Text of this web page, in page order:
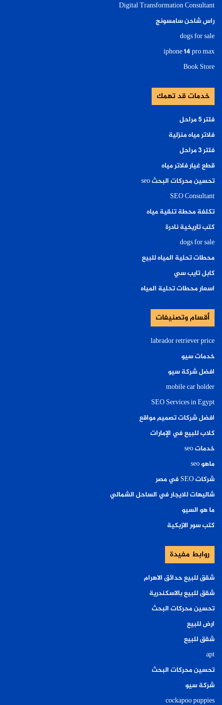
Digital Transformation Consultant
راس شاحن سامسونج
dogs for sale
iphone 14 pro max
Book Store
خدمات قد تهمك
فلتر ٥ مراحل
فلاتر مياه منزلية
فلتر ٣ مراحل
قطع غيار فلاتر مياه
تحسين محركات البحث seo
SEO Consultant
تكلفة محطة تنقية مياه
كتب تاريخية نادرة
dogs for sale
محطات تحلية المياه للبيع
كابل تايب سي
اسعار محطات تحلية المياه
أقسام وتصنيفات
labrador retriever price
خدمات سيو
افضل شركة سيو
mobile car holder
SEO Services in Egypt
افضل شركات تصميم مواقع
كلاب للبيع في الإمارات
خدمات seo
ماهو seo
شركات SEO في مصر
شاليهات للايجار في الساحل الشمالي
ما هو السيو
كتب سور الازبكية
روابط مفيدة
شقق للبيع حدائق الاهرام
شقق للبيع بالاسكندرية
تحسين محركات البحث
ارض للبيع
شقق للبيع
apt
تحسين محركات البحث
شركة سيو
cockapoo puppies